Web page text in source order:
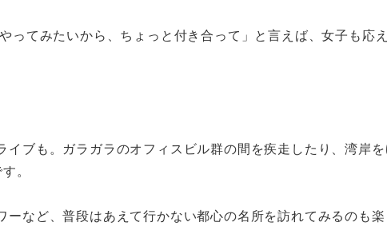
ってみたいから、ちょっと付き合って」と言えば、女子も応
ブも。ガラガラのオフィスビル群の間を疾走したり、湾岸
。
など、普段はあえて行かない都心の名所を訪れてみるのも